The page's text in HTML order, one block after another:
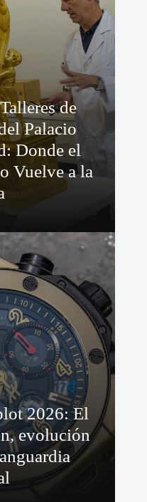
de
Palacio
Donde el
Vuelve a la
2026: El
evolución